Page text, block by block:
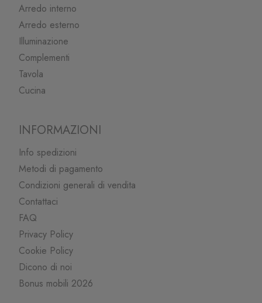
Arredo interno
Arredo esterno
Illuminazione
Complementi
Tavola
Cucina
INFORMAZIONI
Info spedizioni
Metodi di pagamento
Condizioni generali di vendita
Contattaci
FAQ
Privacy Policy
Cookie Policy
Dicono di noi
Bonus mobili 2026